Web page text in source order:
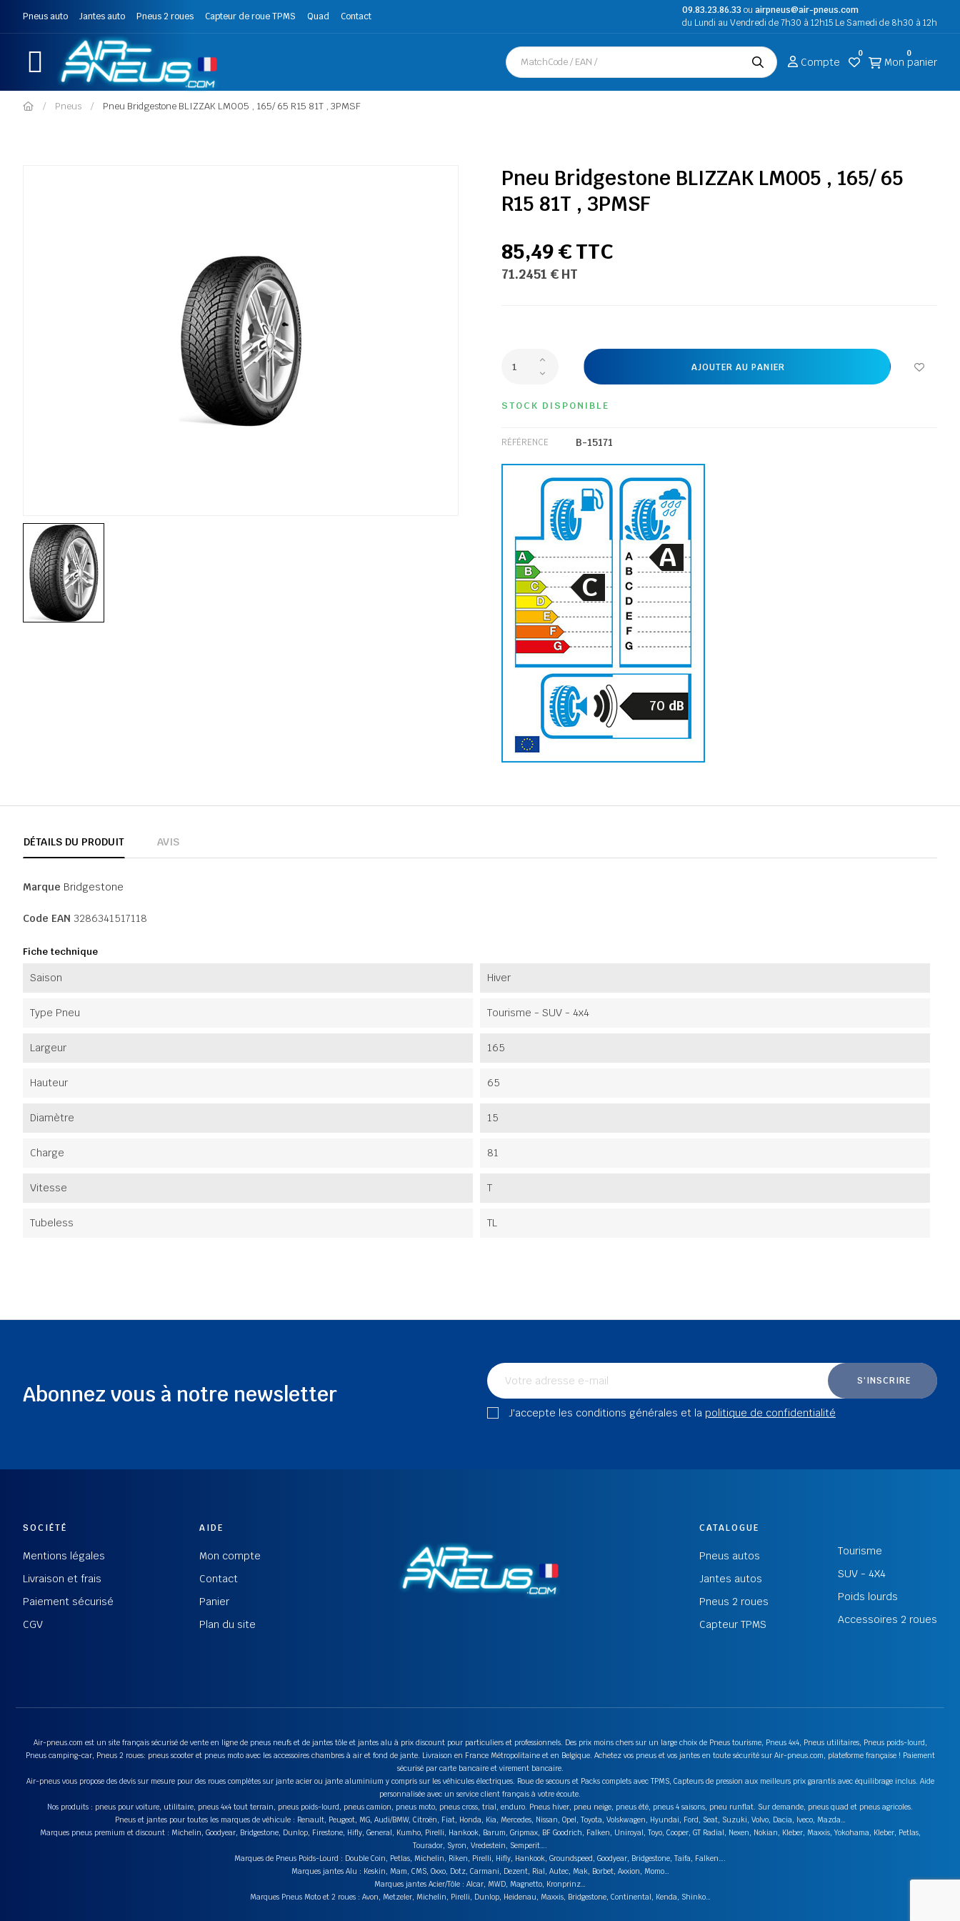
Pneus auto Jantes auto Pneus 2 roues Capteur de roue TPMS Quad Contact
09.83.23.86.33ou airpneus@air-pneus.com
du Lundi au Vendredi de 7h30 à 12h15 Le Samedi de 8h30 à 12h
Compte
0
Mon panier
0
Pneus Pneu Bridgestone BLIZZAK LM005 , 165/ 65 R15 81T , 3PMSF
Pneu Bridgestone BLIZZAK LM005 , 165/ 65
R15 81T , 3PMSF
85,49 € TTC
71.2451 € HT
AJOUTER AU PANIER
STOCK DISPONIBLE
RÉFÉRENCE B-15171
C
A
70 dB
DÉTAILS DU PRODUIT AVIS
Marque Bridgestone
Code EAN 3286341517118
Fiche technique
Saison Hiver
Type Pneu Tourisme - SUV - 4x4
Largeur 165
Hauteur 65
Diamètre 15
Charge 81
Vitesse T
Tubeless TL
Abonnez vous à notre newsletter
S'INSCRIRE
J'accepte les conditions générales et la politique de confidentialité
SOCIÉTÉ
Mentions légales
Livraison et frais
Paiement sécurisé
CGV
AIDE
Mon compte
Contact
Panier
Plan du site
CATALOGUE
Pneus autos
Jantes autos
Pneus 2 roues
Capteur TPMS
Tourisme
SUV - 4X4
Poids lourds
Accessoires 2 roues
Air-pneus.com est un site français sécurisé de vente en ligne de pneus neufs et de jantes tôle et jantes alu à prix discount pour particuliers et professionnels. Des prix moins chers sur un large choix de Pneus tourisme, Pneus 4x4, Pneus utilitaires, Pneus poids-lourd,
Pneus camping-car, Pneus 2 roues: pneus scooter et pneus moto avec les accessoires chambres à air et fond de jante. Livraison en France Métropolitaine et en Belgique. Achetez vos pneus et vos jantes en toute sécurité sur Air-pneus.com, plateforme française ! Paiement
sécurisé par carte bancaire et virement bancaire.
Air-pneus vous propose des devis sur mesure pour des roues complètes sur jante acier ou jante aluminium y compris sur les véhicules électriques. Roue de secours et Packs complets avec TPMS, Capteurs de pression aux meilleurs prix garantis avec équilibrage inclus. Aide
personnalisée avec un service client français à votre écoute.
Nos produits : pneus pour voiture, utilitaire, pneus 4x4 tout terrain, pneus poids-lourd, pneus camion, pneus moto, pneus cross, trial, enduro. Pneus hiver, pneu neige, pneus été, pneus 4 saisons, pneu runflat. Sur demande, pneus quad et pneus agricoles.
Pneus et jantes pour toutes les marques de véhicule : Renault, Peugeot, MG, Audi/BMW, Citroën, Fiat, Honda, Kia, Mercedes, Nissan, Opel, Toyota, Volskwagen, Hyundai, Ford, Seat, Suzuki, Volvo, Dacia, Iveco, Mazda…
Marques pneus premium et discount : Michelin, Goodyear, Bridgestone, Dunlop, Firestone, Hifly, General, Kumho, Pirelli, Hankook, Barum, Gripmax, BF Goodrich, Falken, Uniroyal, Toyo, Cooper, GT Radial, Nexen, Nokian, Kleber, Maxxis, Yokohama, Kleber, Petlas,
Tourador, Syron, Vredestein, Semperit….
Marques de Pneus Poids-Lourd : Double Coin, Petlas, Michelin, Riken, Pirelli, Hifly, Hankook, Groundspeed, Goodyear, Bridgestone, Taifa, Falken….
Marques jantes Alu : Keskin, Mam, CMS, Oxxo, Dotz, Carmani, Dezent, Rial, Autec, Mak, Borbet, Axxion, Momo…
Marques jantes Acier/Tôle : Alcar, MWD, Magnetto, Kronprinz…
Marques Pneus Moto et 2 roues : Avon, Metzeler, Michelin, Pirelli, Dunlop, Heidenau, Maxxis, Bridgestone, Continental, Kenda, Shinko…